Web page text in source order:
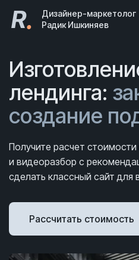
R.
Дизайнер-маркетолог
Радик Ишкиняев
лендинга:
создание
Получите расчет
и видеоразбор с
сделать классный сайт для
Рассчитать стоимость